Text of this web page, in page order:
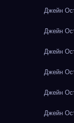
Джейн
Джейн
Джейн
Джейн
Джейн
Джейн